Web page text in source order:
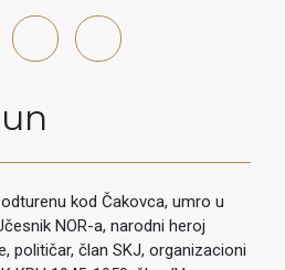
kod Čakovca, umro u
NOR-a, narodni heroj
političar, član SKJ, organizacioni